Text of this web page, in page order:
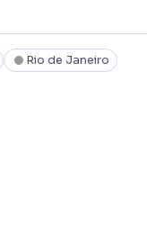
Rio de Janeiro